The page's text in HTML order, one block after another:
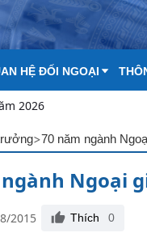
HỆ ĐỐI NGOẠI
2026
>70 năm ngành
Ngoại
2015 Thích 0